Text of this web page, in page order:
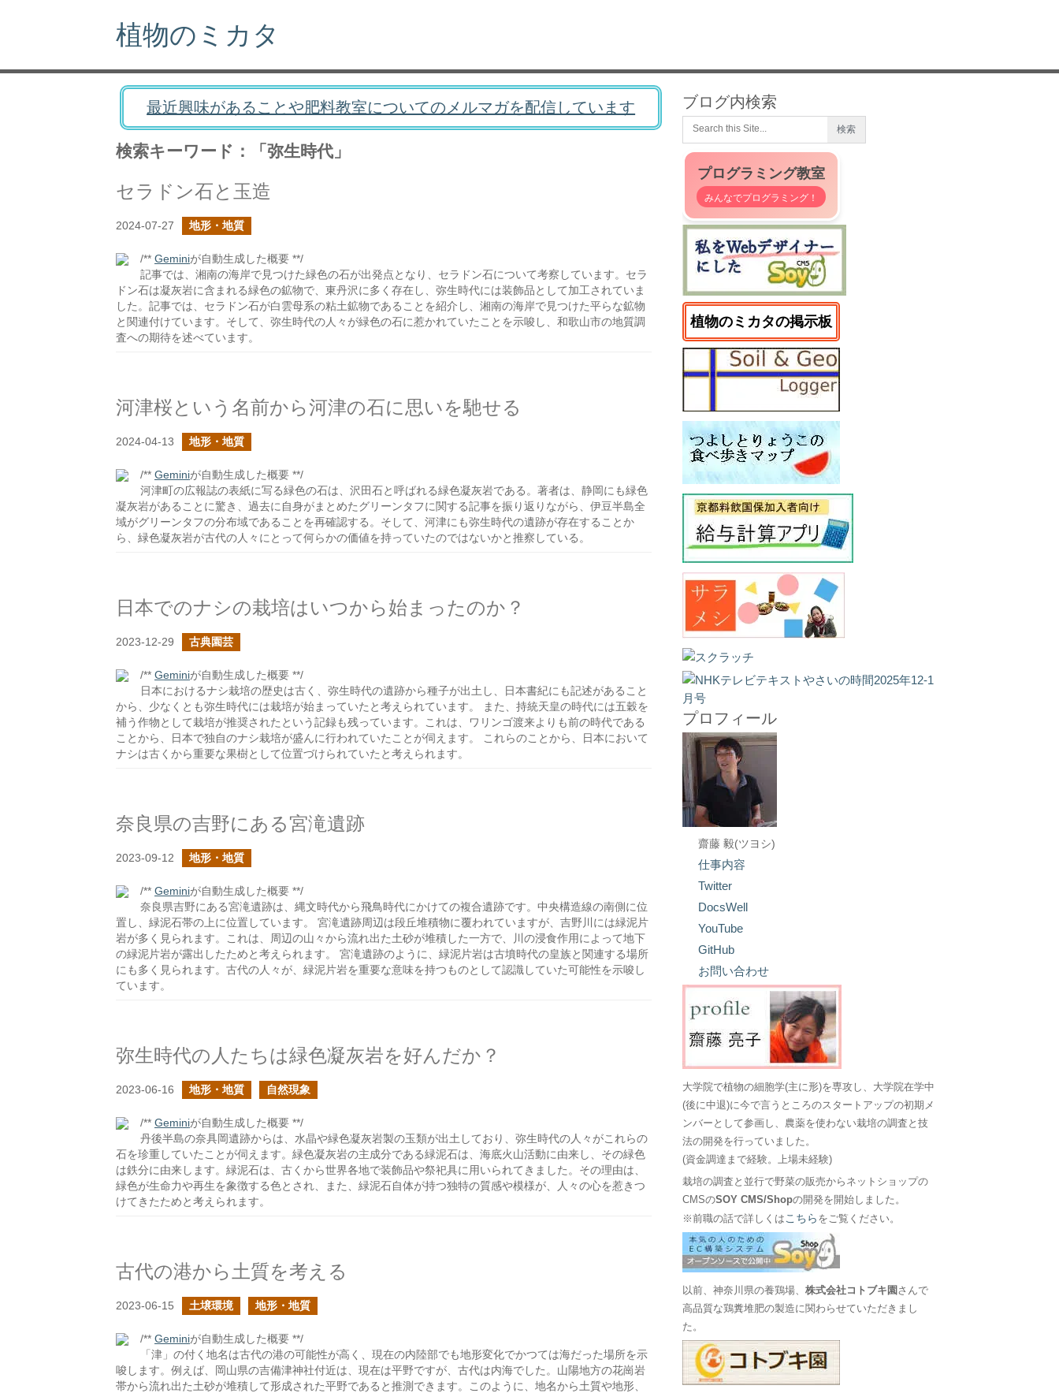
植物のミカタ
最近興味があることや肥料教室についてのメルマガを配信しています
検索キーワード：「弥生時代」
セラドン石と玉造
2024-07-27 地形・地質
/** Geminiが自動生成した概要 **/
記事では、湘南の海岸で見つけた緑色の石が出発点となり、セラドン石について考察しています。セラ
ドン石は凝灰岩に含まれる緑色の鉱物で、東丹沢に多く存在し、弥生時代には装飾品として加工されていま
した。記事では、セラドン石が白雲母系の粘土鉱物であることを紹介し、湘南の海岸で見つけた平らな鉱物
と関連付けています。そして、弥生時代の人々が緑色の石に惹かれていたことを示唆し、和歌山市の地質調
査への期待を述べています。
河津桜という名前から河津の石に思いを馳せる
2024-04-13 地形・地質
/** Geminiが自動生成した概要 **/
河津町の広報誌の表紙に写る緑色の石は、沢田石と呼ばれる緑色凝灰岩である。著者は、静岡にも緑色
凝灰岩があることに驚き、過去に自身がまとめたグリーンタフに関する記事を振り返りながら、伊豆半島全
域がグリーンタフの分布域であることを再確認する。そして、河津にも弥生時代の遺跡が存在することか
ら、緑色凝灰岩が古代の人々にとって何らかの価値を持っていたのではないかと推察している。
日本でのナシの栽培はいつから始まったのか？
2023-12-29 古典園芸
/** Geminiが自動生成した概要 **/
日本におけるナシ栽培の歴史は古く、弥生時代の遺跡から種子が出土し、日本書紀にも記述があること
から、少なくとも弥生時代には栽培が始まっていたと考えられています。 また、持統天皇の時代には五穀を
補う作物として栽培が推奨されたという記録も残っています。これは、ワリンゴ渡来よりも前の時代である
ことから、日本で独自のナシ栽培が盛んに行われていたことが伺えます。 これらのことから、日本において
ナシは古くから重要な果樹として位置づけられていたと考えられます。
奈良県の吉野にある宮滝遺跡
2023-09-12 地形・地質
/** Geminiが自動生成した概要 **/
奈良県吉野にある宮滝遺跡は、縄文時代から飛鳥時代にかけての複合遺跡です。中央構造線の南側に位
置し、緑泥石帯の上に位置しています。 宮滝遺跡周辺は段丘堆積物に覆われていますが、吉野川には緑泥片
岩が多く見られます。これは、周辺の山々から流れ出た土砂が堆積した一方で、川の浸食作用によって地下
の緑泥片岩が露出したためと考えられます。 宮滝遺跡のように、緑泥片岩は古墳時代の皇族と関連する場所
にも多く見られます。古代の人々が、緑泥片岩を重要な意味を持つものとして認識していた可能性を示唆し
ています。
弥生時代の人たちは緑色凝灰岩を好んだか？
2023-06-16 地形・地質 自然現象
/** Geminiが自動生成した概要 **/
丹後半島の奈具岡遺跡からは、水晶や緑色凝灰岩製の玉類が出土しており、弥生時代の人々がこれらの
石を珍重していたことが伺えます。緑色凝灰岩の主成分である緑泥石は、海底火山活動に由来し、その緑色
は鉄分に由来します。緑泥石は、古くから世界各地で装飾品や祭祀具に用いられてきました。その理由は、
緑色が生命力や再生を象徴する色とされ、また、緑泥石自体が持つ独特の質感や模様が、人々の心を惹きつ
けてきたためと考えられます。
古代の港から土質を考える
2023-06-15 土壌環境 地形・地質
/** Geminiが自動生成した概要 **/
「津」の付く地名は古代の港の可能性が高く、現在の内陸部でも地形変化でかつては海だった場所を示
唆します。例えば、岡山県の吉備津神社付近は、現在は平野ですが、古代は内海でした。山陽地方の花崗岩
帯から流れ出た土砂が堆積して形成された平野であると推測できます。このように、地名から土質や地形、
ブログ内検索
プログラミング教室
みんなでプログラミング！
植物のミカタの掲示板
プロフィール
齋藤 毅(ツヨシ)
仕事内容
Twitter
DocsWell
YouTube
GitHub
お問い合わせ
大学院で植物の細胞学(主に形)を専攻し、大学院在学中
(後に中退)に今で言うところのスタートアップの初期メ
ンバーとして参画し、農薬を使わない栽培の調査と技
法の開発を行っていました。
(資金調達まで経験。上場未経験)
栽培の調査と並行で野菜の販売からネットショップの
CMSのSOY CMS/Shopの開発を開始しました。
※前職の話で詳しくは こちら をご覧ください。
以前、神奈川県の養鶏場、株式会社コトブキ園 さんで
高品質な鶏糞堆肥の製造に関わらせていただきまし
た。